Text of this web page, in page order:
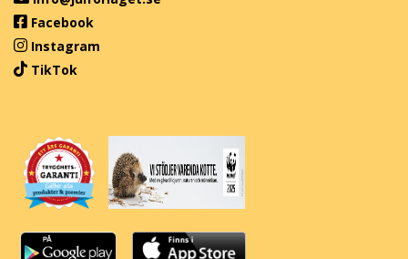
Facebook
Instagram
TikTok